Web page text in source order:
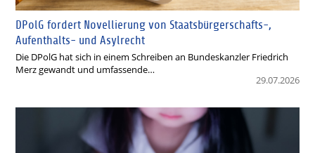
DPolG fordert Novellierung von Staatsbürgerschafts-,
Aufenthalts- und Asylrecht
Die DPolG hat sich in einem Schreiben an Bundeskanzler Friedrich
Merz gewandt und umfassende…
29.07.2026